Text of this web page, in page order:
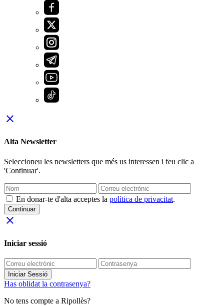
close
Alta Newsletter
Seleccioneu les newsletters que més us interessen i feu clic a
'Continuar'.
En donar-te d'alta acceptes la política de privacitat.
Continuar
close
Iniciar sessió
Iniciar Sessió
Has oblidat la contrasenya?
No tens compte a Ripollès?